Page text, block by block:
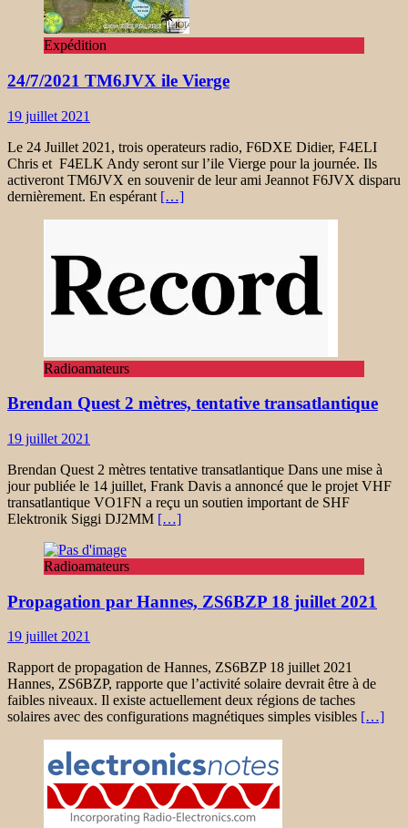
Expédition
24/7/2021 TM6JVX ile Vierge
19 juillet 2021
Le 24 Juillet 2021, trois operateurs radio, F6DXE Didier, F4ELI
Chris et F4ELK Andy seront sur l’ile Vierge pour la journée. Ils
activeront TM6JVX en souvenir de leur ami Jeannot F6JVX disparu
dernièrement. En espérant […]
Radioamateurs
Brendan Quest 2 mètres, tentative transatlantique
19 juillet 2021
Brendan Quest 2 mètres tentative transatlantique Dans une mise à
jour publiée le 14 juillet, Frank Davis a annoncé que le projet VHF
transatlantique VO1FN a reçu un soutien important de SHF
Elektronik Siggi DJ2MM […]
Radioamateurs
Propagation par Hannes, ZS6BZP 18 juillet 2021
19 juillet 2021
Rapport de propagation de Hannes, ZS6BZP 18 juillet 2021
Hannes, ZS6BZP, rapporte que l’activité solaire devrait être à de
faibles niveaux. Il existe actuellement deux régions de taches
solaires avec des configurations magnétiques simples visibles […]